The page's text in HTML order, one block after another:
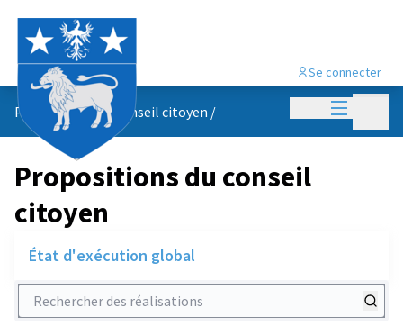
Menu
Se connecter
Propositions du conseil citoyen /
Propositions du conseil
citoyen
État d'exécution global
Rechercher des réalisations